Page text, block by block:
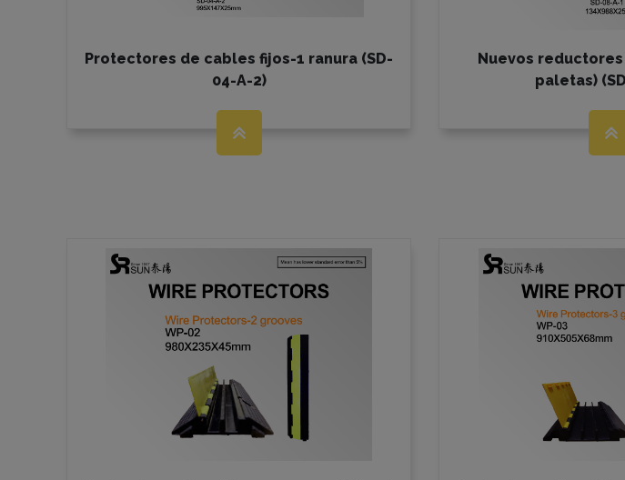
Protectores de cables fijos-1 ranura (SD-
04-A-2)
Nuevos
paletas)